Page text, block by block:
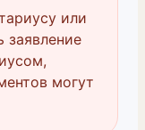
или
заявление
могут